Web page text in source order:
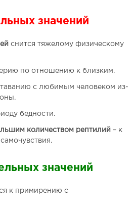
значений
снится тяжелому физическому
по отношению к близким.
с любимым человеком из-
бедности.
количеством рептилий – к
значений
к примирению с